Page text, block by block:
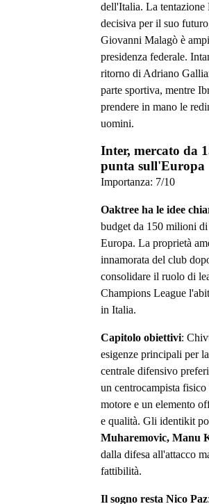
dell'Italia. La tentazione
decisiva per il suo
Giovanni Malagò è
presidenza federale.
ritorno di Adriano
parte sportiva, mentre
prendere in mano le
uomini.
Inter, mercato da
punta sull'Europa
Importanza: 7/10
Oaktree ha le idee
budget da 150 milioni
Europa. La proprietà
innamorata del club
consolidare il ruolo di
Champions League
in Italia.
Capitolo obiettivi:
esigenze principali per
centrale difensivo
un centrocampista
motore e un elemento
e qualità. Gli identikit
Muharemovic, Manu
dalla difesa all'attacco
fattibilità.
Il sogno resta Nico Paz